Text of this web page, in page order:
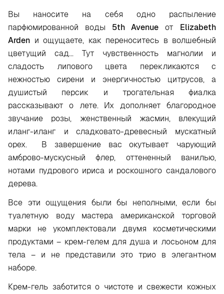
Вы наносите на себя одно распыление
парфюмированной воды 5th Avenue от Elizabeth
Arden и ощущаете, как переноситесь в волшебный
цветущий сад... Тут чувственность магнолии и
сладость липового цвета перекликаются с
нежностью сирени и энергичностью цитрусов, а
душистый персик и трогательная фиалка
рассказывают о лете. Их дополняет благородное
звучание розы, женственный жасмин, влекущий
иланг-иланг и сладковато-древесный мускатный
орех. В завершение вас окутывает чарующий
амброво-мускусный флер, оттененный ванилью,
нотами пудрового ириса и роскошного сандалового
дерева.
Все эти ощущения были бы неполными, если бы
туалетную воду мастера американской торговой
марки не укомплектовали двумя косметическими
продуктами – крем-гелем для душа и лосьоном для
тела – и не представили это трио в элегантном
наборе.
Крем-гель заботится о чистоте и свежести кожных